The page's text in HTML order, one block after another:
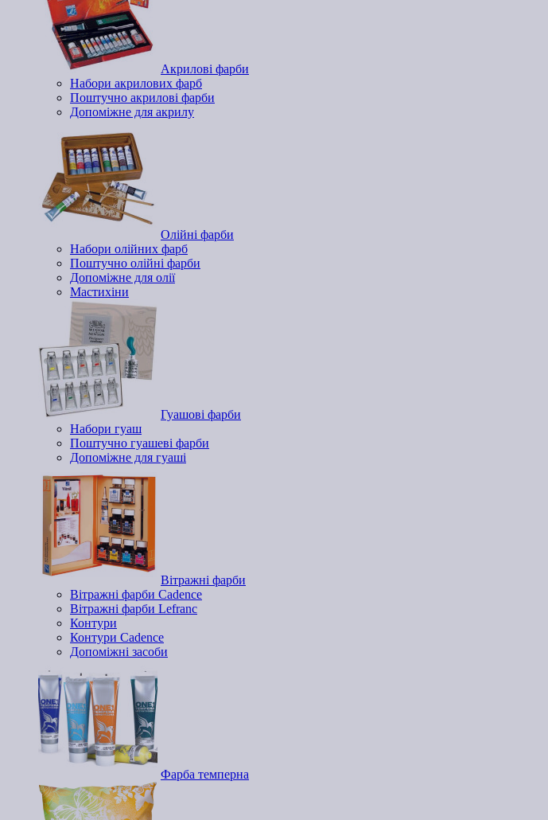
Акрилові фарби
Набори акрилових фарб
Поштучно акрилові фарби
Допоміжне для акрилу
Олійні фарби
Набори олійних фарб
Поштучно олійні фарби
Допоміжне для олії
Мастихіни
Гуашові фарби
Набори гуаш
Поштучно гуашеві фарби
Допоміжне для гуаші
Вітражні фарби
Вітражні фарби Cadence
Вітражні фарби Lefranc
Контури
Контури Cadence
Допоміжні засоби
Фарба темперна